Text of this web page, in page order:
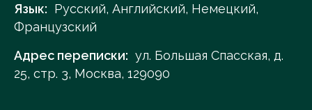
Язык: Русский, Английский, Немецкий,
Французский
Адрес переписки: ул. Большая Спасская, д.
25, стр. 3, Москва, 129090